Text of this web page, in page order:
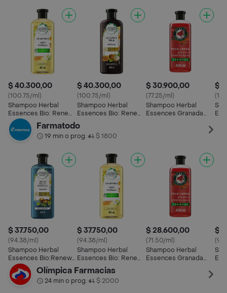
$ 40.300,00
(100.75/ml)
Shampoo Herbal
Essences Bio: Renew
Manzanilla 400 mL
$ 40.300,00
(100.75/ml)
Shampoo Herbal
Essences Bio: Renew
mL
$ 30.900,00
(77.25/ml)
Shampoo Herbal
Essences Granada
$
Farmatodo
19 min o prog.• $ 1800
$ 37.750,00
(94.38/ml)
Shampoo Herbal
Essences Bio:Renew
Aceite de Argan de
Marruecos Champu
400 ml
$ 37.750,00
(94.38/ml)
Shampoo Herbal
Essences Bio: Renew
Manzanilla 400 mL
$ 28.600,00
(71.50/ml)
Shampoo Herbal
Essences Granada
$
Olímpica Farmacias
24 min o prog.• $ 2000